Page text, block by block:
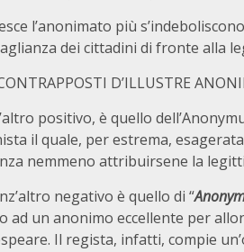
l’anonimato più
dei cittadini di fronte alla
D’ILLUSTRE
positivo, è quello
il quale, per estrema,
nemmeno attribuirsene la
negativo è quello di “
ad un anonimo eccellente per
Il regista, infatti, compie